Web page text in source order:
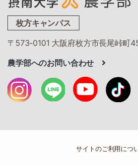
枚方キャンパス
〒573-0101 大阪府枚方市長尾峠町
農学部へのお問い合わせ
サイトのご利用につ